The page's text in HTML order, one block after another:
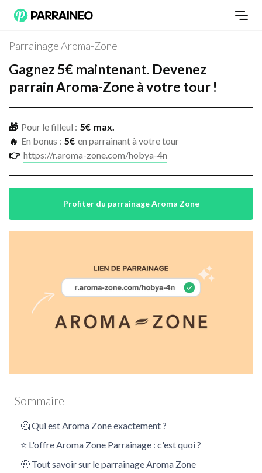
Parrainage Aroma-Zone
Gagnez 5€ maintenant. Devenez
parrainAroma-Zone à votre tour !
🎁 Pour le filleul : 5€ max.
🔥 En bonus : 5€ en parrainant à votre tour
👉 https://r.aroma-zone.com/hobya-4n
Profiter du parrainage Aroma Zone
Aroma-Zone
Sommaire
🤔 Qui est Aroma Zone exactement ?
⭐ L'offre Aroma Zone Parrainage : c'est quoi ?
🤑 Tout savoir sur le parrainage Aroma Zone